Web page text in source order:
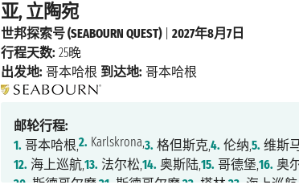
亚, 立陶宛
世邦探索号 (SEABOURN QUEST)|2027年8月7日
行程天数: 25晚
出发地: 哥本哈根 到达地: 哥本哈根
邮轮行程:
1. 哥本哈根,2. Karlskrona,3. 格但斯克,4. 伦纳,5. 维斯
12. 海上巡航,13. 法尔松,14. 奥斯陆,15. 哥德堡,16. 奥
20. 斯德哥尔摩,21. 斯德哥尔摩,22. 塔林,23. 海上巡